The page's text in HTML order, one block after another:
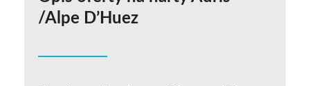
/Alpe D’Huez